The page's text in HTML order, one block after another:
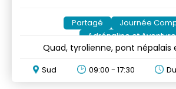
Partagé
Journée
Adrénaline et Aventure
Quad, tyrolienne, pont népalais
Sud 09:00 - 17:30